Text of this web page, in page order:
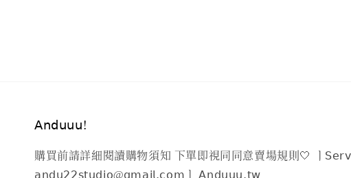
𝖠𝗇𝖽𝗎𝗎𝗎!
購買前請詳細閱讀購物須知 下單即視同同意賣場規則🤍 ㅣ
𝖺𝗇𝖽𝗎𝟤𝟤𝗌𝗍𝗎𝖽𝗂𝗈@𝗀𝗆𝖺𝗂𝗅.𝖼𝗈𝗆ㅣ 𝖠𝗇𝖽𝗎𝗎𝗎.𝗍𝗐